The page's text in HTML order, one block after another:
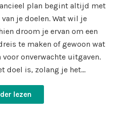
plan begint altijd met
je doelen. Wat wil je
droom je ervan om een
te maken of gewoon wat
onverwachte uitgaven.
doel is, zolang je het…
lezen